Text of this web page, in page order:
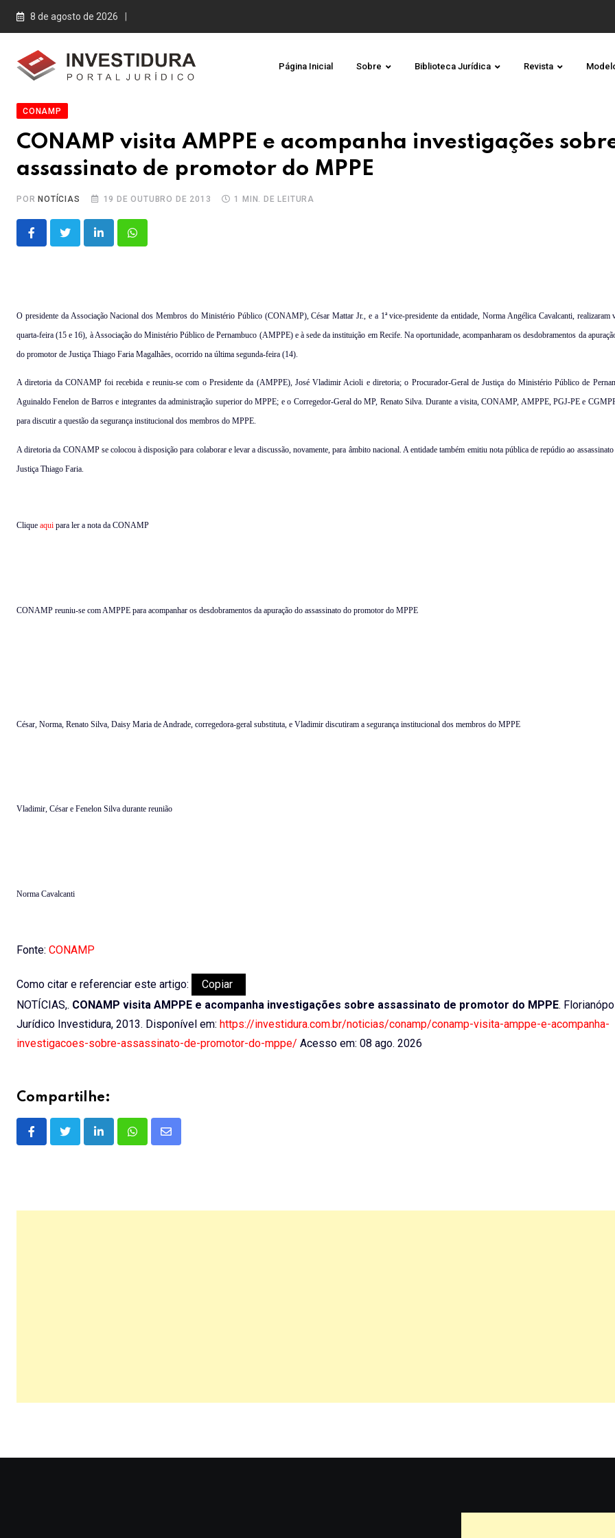
Skip
8 de agosto de 2026
Página Inicial Sobre Biblioteca Jurídica Revista
CONAMP
CONAMP visita AMPPE e acompanha investigações
assassinato de promotor do MPPE
PORNOTÍCIAS 19 DE OUTUBRO DE 2013 1 MIN. DE LEITURA
LinkedInWhatsapp
O presidente da Associação Nacional dos Membros do Ministério Público (CONAMP), César Mattar Jr., e a 1ª vice-presidente da entidade, Norma Angélica Cavalcanti, realizaram
quarta-feira (15 e 16), à Associação do Ministério Público de Pernambuco (AMPPE) e à sede da instituição em Recife. Na oportunidade, acompanharam os desdobramentos da
do promotor de Justiça Thiago Faria Magalhães, ocorrido na última segunda-feira (14).
A diretoria da CONAMP foi recebida e reuniu-se com o Presidente da (AMPPE), José Vladimir Acioli e diretoria; o Procurador-Geral de Justiça do Ministério Público de
Aguinaldo Fenelon de Barros e integrantes da administração superior do MPPE; e o Corregedor-Geral do MP, Renato Silva. Durante a visita, CONAMP, AMPPE, PGJ-PE e
para discutir a questão da segurança institucional dos membros do MPPE.
A diretoria da CONAMP se colocou à disposição para colaborar e levar a discussão, novamente, para âmbito nacional. A entidade também emitiu nota pública de repúdio ao
Justiça Thiago Faria.
Clique aqui para ler a nota da CONAMP
CONAMP reuniu-se com AMPPE para acompanhar os desdobramentos da apuração do assassinato do promotor do MPPE
César, Norma, Renato Silva, Daisy Maria de Andrade, corregedora-geral substituta, e Vladimir discutiram a segurança institucional dos membros do MPPE
Vladimir, César e Fenelon Silva durante reunião
Norma Cavalcanti
Fonte: CONAMP
Como citar e referenciar este artigo:
Copiar
NOTÍCIAS,. CONAMP visita AMPPE e acompanha investigações sobre assassinato de promotor do MPPE.
Jurídico Investidura, 2013. Disponível em: https://investidura.com.br/noticias/conamp/conamp-visita-amppe-e-acompanha-
investigacoes-sobre-assassinato-de-promotor-do-mppe/ Acesso em: 08 ago. 2026
Compartilhe:
LinkedInWhatsappShare